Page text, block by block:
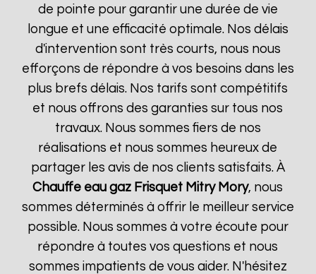
de pointe pour garantir une durée de vie
longue et une efficacité optimale. Nos délais
d'intervention sont très courts, nous nous
efforçons de répondre à vos besoins dans les
plus brefs délais. Nos tarifs sont compétitifs
et nous offrons des garanties sur tous nos
travaux. Nous sommes fiers de nos
réalisations et nous sommes heureux de
partager les avis de nos clients satisfaits. À
Chauffe eau gaz Frisquet Mitry Mory, nous
sommes déterminés à offrir le meilleur service
possible. Nous sommes à votre écoute pour
répondre à toutes vos questions et nous
sommes impatients de vous aider. N'hésitez